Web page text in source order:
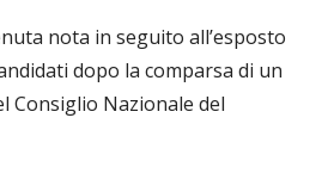
nota in seguito all’esposto
dopo la comparsa di un
Consiglio Nazionale del